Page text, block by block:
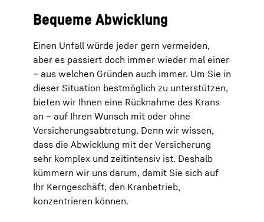
Bequeme Abwicklung
Einen Unfall würde jeder gern vermeiden,
aber es passiert doch immer wieder mal einer
– aus welchen Gründen auch immer. Um Sie in
dieser Situation bestmöglich zu unterstützen,
bieten wir Ihnen eine Rücknahme des Krans
an – auf Ihren Wunsch mit oder ohne
Versicherungsabtretung. Denn wir wissen,
dass die Abwicklung mit der Versicherung
sehr komplex und zeitintensiv ist. Deshalb
kümmern wir uns darum, damit Sie sich auf
Ihr Kerngeschäft, den Kranbetrieb,
konzentrieren können.